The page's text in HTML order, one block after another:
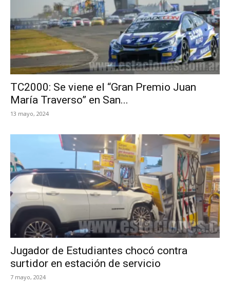
TC2000: Se viene el “Gran Premio Juan
María Traverso” en San...
13 mayo, 2024
Jugador de Estudiantes chocó contra
surtidor en estación de servicio
7 mayo, 2024